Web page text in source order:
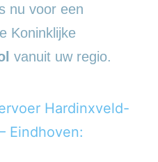
nu voor een
Koninklijke
vanuit uw regio.
Hardinxveld-
Eindhoven: